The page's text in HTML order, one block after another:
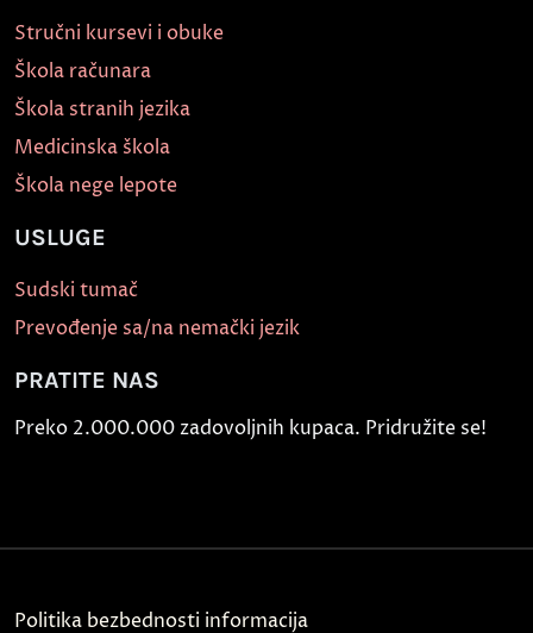
Stručni kursevi i obuke
Škola računara
Škola stranih jezika
Medicinska škola
Škola nege lepote
USLUGE
Sudski tumač
Prevođenje sa/na nemački jezik
PRATITE NAS
Preko 2.000.000 zadovoljnih kupaca. Pridružite se!
Politika bezbednosti informacija